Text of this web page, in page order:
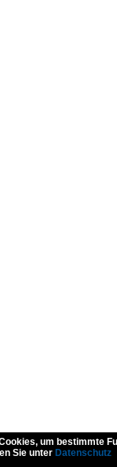
um bestimmte
Sie unter Datenschutz